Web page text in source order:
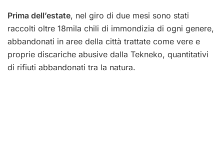
Prima dell’estate, nel giro di due mesi sono stati
raccolti oltre 18mila chili di immondizia di ogni genere,
abbandonati in aree della città trattate come vere e
proprie discariche abusive dalla Tekneko, quantitativi
di rifiuti abbandonati tra la natura.